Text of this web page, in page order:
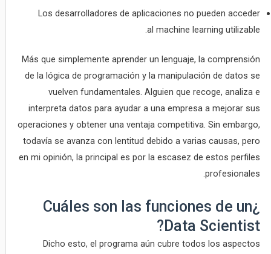
Los desarrolladores de aplicaciones no pueden acceder
al machine learning utilizable.
Más que simplemente aprender un lenguaje, la comprensión
de la lógica de programación y la manipulación de datos se
vuelven fundamentales. Alguien que recoge, analiza e
interpreta datos para ayudar a una empresa a mejorar sus
operaciones y obtener una ventaja competitiva. Sin embargo,
todavía se avanza con lentitud debido a varias causas, pero
en mi opinión, la principal es por la escasez de estos perfiles
profesionales.
¿Cuáles son las funciones de un
Data Scientist?
Dicho esto, el programa aún cubre todos los aspectos